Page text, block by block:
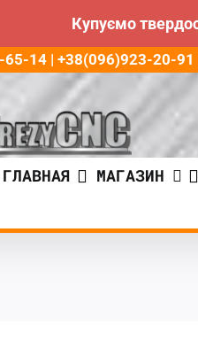
Купуємо
14 | +38(096)923-20-
ГЛАВНАЯ МАГАЗИН